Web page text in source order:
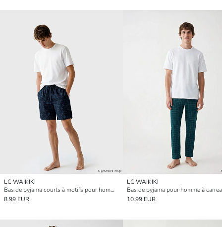
LC WAIKIKI
Bas de pyjama courts à motifs pour homme coupe svelte
8.99 EUR
LC WAIKIKI
10.99 EUR